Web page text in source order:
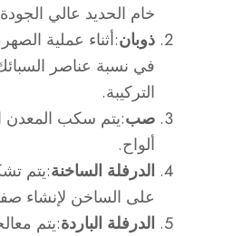
خام الحديد عالي
ذوبان:أثناء عملية
في نسبة عناصر
التركيبة.
صب:يتم سكب المعدن
ألواح.
الدرفلة الساخنة:يتم
على الساخن لإنشاء
الدرفلة الباردة:يتم